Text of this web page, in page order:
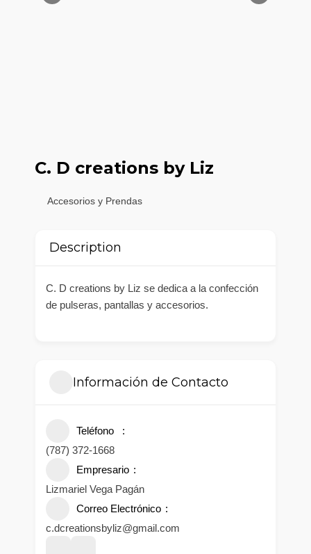
C. D creations by Liz
Accesorios y Prendas
Description
C. D creations by Liz se dedica a la confección
de pulseras, pantallas y accesorios.
Información de Contacto
Teléfono
(787) 372-1668
Empresario
Lizmariel Vega Pagán
Correo Electrónico
c.dcreationsbyliz@gmail.com